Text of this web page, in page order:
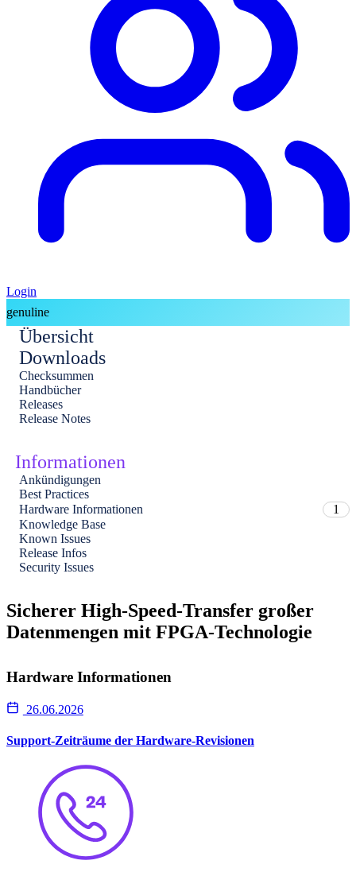
Login
genuline
Übersicht
Downloads
Checksummen
Handbücher
Releases
Release Notes
Informationen
Ankündigungen
Best Practices
Hardware Informationen
1
Knowledge Base
Known Issues
Release Infos
Security Issues
Sicherer High-Speed-Transfer großer
Datenmengen mit FPGA-Technologie
Hardware Informationen
26.06.2026
Support-Zeiträume der Hardware-Revisionen